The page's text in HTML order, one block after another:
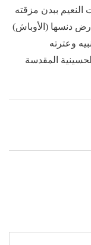
النعيم ببدن مزقته
دنسها (الأوباش)
وعترته
المقدسة